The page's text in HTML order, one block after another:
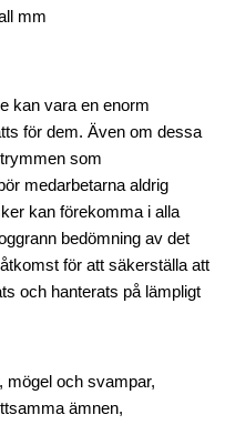
mm
kan vara en enorm
för dem. Även om dessa
som
medarbetarna aldrig
kan förekomma i alla
bedömning av det
för att säkerställa att
och hanterats på lämpligt
mögel och svampar,
ämnen,